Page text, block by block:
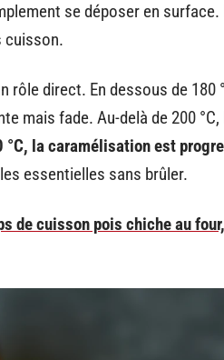
se déposer en
cuisson.
rôle direct. En dessous de
mais fade. Au-delà de 200
°C, la caramélisation est
essentielles sans brûler.
de cuisson pois chiche au